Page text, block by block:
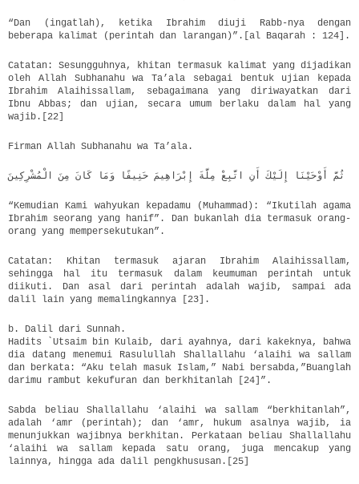
“Dan (ingatlah), ketika Ibrahim diuji Rabb-nya dengan
beberapa kalimat (perintah dan larangan)”.[al Baqarah : 124].
Catatan: Sesungguhnya, khitan termasuk kalimat yang dijadikan
oleh Allah Subhanahu wa Ta’ala sebagai bentuk ujian kepada
Ibrahim Alaihissallam, sebagaimana yang diriwayatkan dari
Ibnu Abbas; dan ujian, secara umum berlaku dalam hal yang
wajib.[22]
Firman Allah Subhanahu wa Ta’ala.
ثُمَّ أَوْحَيْنَا إِلَيْكَ أَنِ اتَّبِعْ مِلَّةَ إِبْرَاهِيمَ حَنِيفًا وَمَا كَانَ مِنَ الْمُشْرِكِينَ
“Kemudian Kami wahyukan kepadamu (Muhammad): “Ikutilah agama
Ibrahim seorang yang hanif”. Dan bukanlah dia termasuk orang-
orang yang mempersekutukan”.
Catatan: Khitan termasuk ajaran Ibrahim Alaihissallam,
sehingga hal itu termasuk dalam keumuman perintah untuk
diikuti. Dan asal dari perintah adalah wajib, sampai ada
dalil lain yang memalingkannya [23].
b. Dalil dari Sunnah.
Hadits `Utsaim bin Kulaib, dari ayahnya, dari kakeknya, bahwa
dia datang menemui Rasulullah Shallallahu ‘alaihi wa sallam
dan berkata: “Aku telah masuk Islam,” Nabi bersabda,”Buanglah
darimu rambut kekufuran dan berkhitanlah [24]”.
Sabda beliau Shallallahu ‘alaihi wa sallam “berkhitanlah”,
adalah ‘amr (perintah); dan ‘amr, hukum asalnya wajib, ia
menunjukkan wajibnya berkhitan. Perkataan beliau Shallallahu
‘alaihi wa sallam kepada satu orang, juga mencakup yang
lainnya, hingga ada dalil pengkhususan.[25]